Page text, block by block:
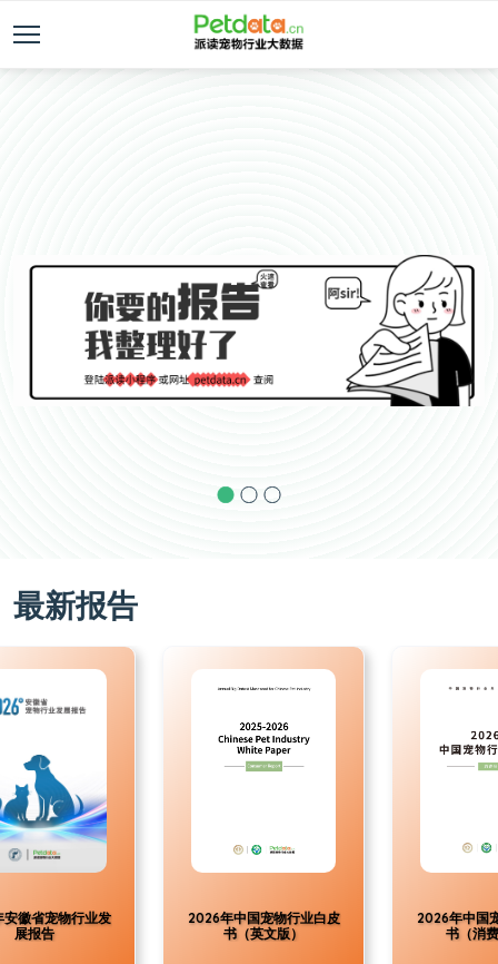
最新报告
国宠物行业白皮
英文版）
2026年中国宠物行业白皮
书（消费报告）
2026年全球
书